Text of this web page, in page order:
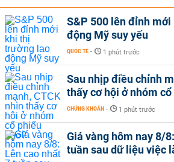
S&P 500 lên đỉnh
động Mỹ suy yếu
QUỐC TẾ - 1 phút trước
Sau nhịp điều chỉnh
thấy cơ hội ở nhóm
CHỨNG KHOÁN - 1 phút trước
Giá vàng hôm nay 8/
tuần sau dữ liệu việc